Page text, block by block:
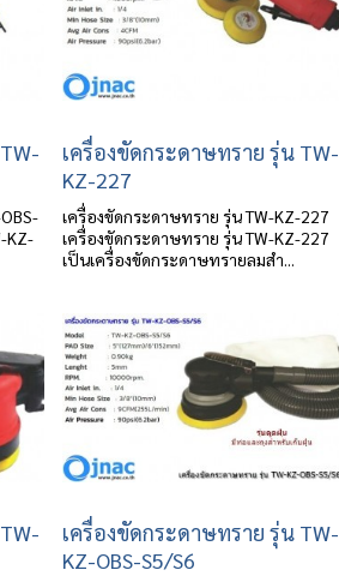
KZ-
เครื่องขัดกระดาษทราย รุ่น TW-
KZ-227
เครื่องขัดกระดาษทราย รุ่น TW-KZ-227
เครื่องขัดกระดาษทราย รุ่น TW-KZ-227
เป็นเครื่องขัดกระดาษทรายลมสำ...
เครื่องขัดกระดาษทราย รุ่น TW-
KZ-OBS-S5/S6